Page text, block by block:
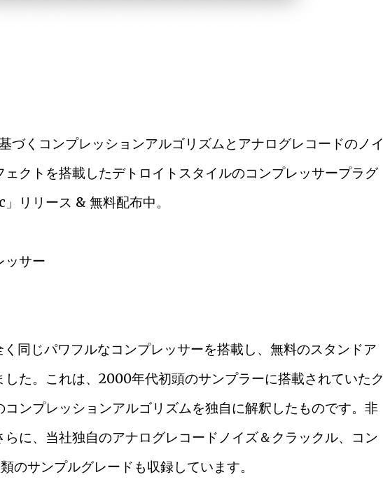
づくコンプレッションアルゴリズムとアナログレコードのノイ
クトを搭載したデトロイトスタイルのコンプレッサープラグ
リリース & 無料配布中。
ッサー
じパワフルなコンプレッサーを搭載し、無料のスタンドア
した。これは、2000年代初頭のサンプラーに搭載されていたク
ンプレッションアルゴリズムを独自に解釈したものです。非
に、当社独自のアナログレコードノイズ＆クラックル、コン
のサンプルグレードも収録しています。